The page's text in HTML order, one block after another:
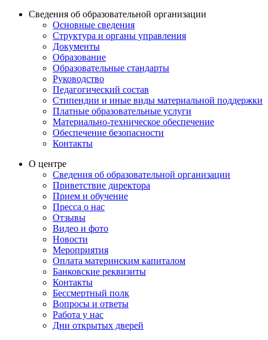
Сведения об образовательной организации
Основные сведения
Структура и органы управления
Документы
Образование
Образовательные стандарты
Руководство
Педагогический состав
Стипендии и иные виды материальной поддержки
Платные образовательные услуги
Материально-техническое обеспечение
Обеспечение безопасности
Контакты
О центре
Сведения об образовательной организации
Приветствие директора
Прием и обучение
Пресса о нас
Отзывы
Видео и фото
Новости
Мероприятия
Оплата материнским капиталом
Банковские реквизиты
Контакты
Бессмертный полк
Вопросы и ответы
Работа у нас
Дни открытых дверей